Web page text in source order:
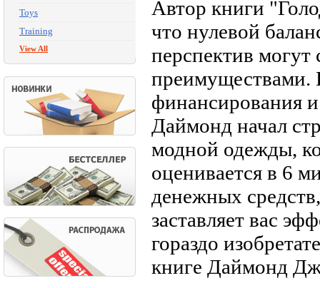
Toys
Training
View All
Автор книги
что нулевой
перспектив
преимуществами.
финансирования
Даймонд начал
модной одежды,
оценивается в 6
денежных
заставляет вас
гораздо
книге Даймонд